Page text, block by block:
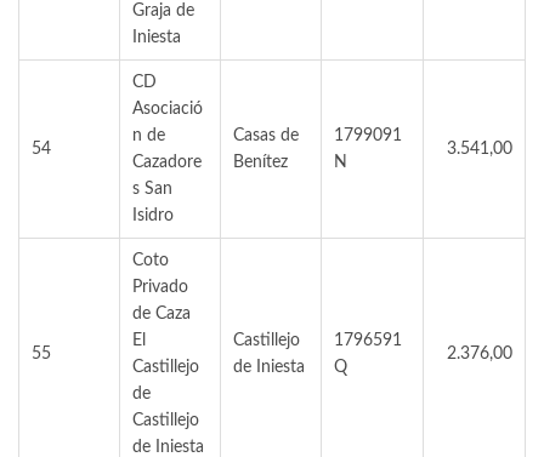
Graja de
Iniesta
54
CD
Asociació
n de
Cazadore
s San
Isidro
Casas de
Benítez
1799091
N
3.541,00
55
Coto
Privado
de Caza
El
Castillejo
de
Castillejo
de Iniesta
Castillejo
de Iniesta
1796591
Q
2.376,00